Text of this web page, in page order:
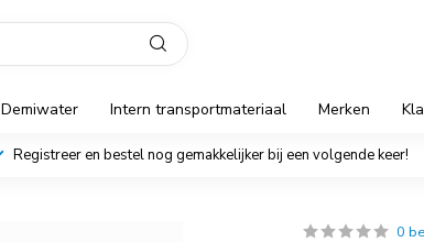
Demiwater Intern transportmateriaal Merken
Registreer en bestel nog gemakkelijker bij een volgende keer!
0